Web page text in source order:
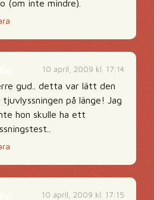
(om inte mindre).
10 april, 2009 kl. 17:14
gud.. detta var lätt den
tjuvlyssningen på länge! Jag
hon skulle ha ett
10 april, 2009 kl. 17:15